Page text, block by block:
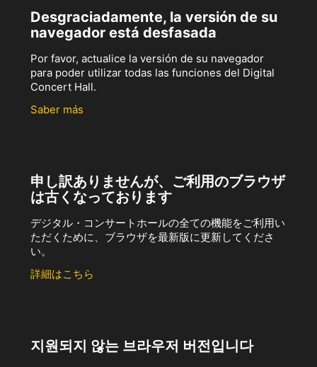
Desgraciadamente, la versión de su
navegador está desfasada
Por favor, actualice la versión de su navegador
para poder utilizar todas las funciones del Digital
Concert Hall.
Saber más
申し訳ありませんが、ご利用のブラウザ
は古くなっております
デジタル・コンサートホールの全ての機能をご利用い
ただくために、ブラウザを最新版に更新してくださ
い。
詳細はこちら
지원되지 않는 브라우저 버전입니다